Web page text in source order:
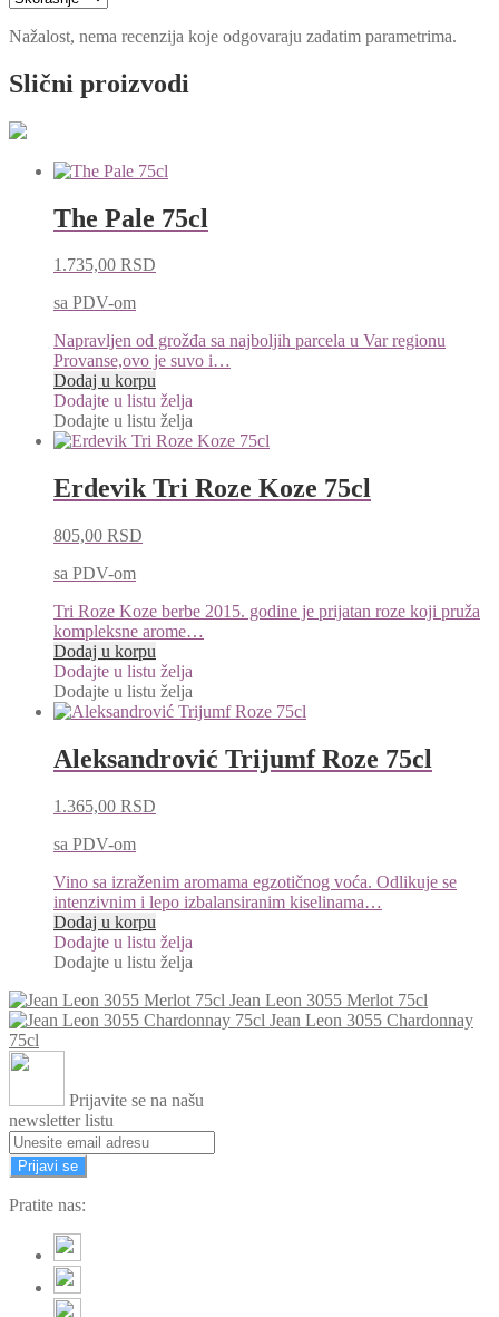
Nažalost, nema recenzija koje odgovaraju zadatim parametrima.
Slični proizvodi
The Pale 75cl
1.735,00 RSD
sa PDV-om
Napravljen od grožđa sa najboljih parcela u Var regionu
Provanse,ovo je suvo i…
Dodaj u korpu
Dodajte u listu želja
Dodajte u listu želja
Erdevik Tri Roze Koze 75cl
805,00 RSD
sa PDV-om
Tri Roze Koze berbe 2015. godine je prijatan roze koji pruža
kompleksne arome…
Dodaj u korpu
Dodajte u listu želja
Dodajte u listu želja
Aleksandrović Trijumf Roze 75cl
1.365,00 RSD
sa PDV-om
Vino sa izraženim aromama egzotičnog voća. Odlikuje se
intenzivnim i lepo izbalansiranim kiselinama…
Dodaj u korpu
Dodajte u listu želja
Dodajte u listu želja
Jean Leon 3055 Merlot 75cl
Jean Leon 3055 Chardonnay
75cl
Prijavite se na našu
newsletter listu
Prijavi se
Pratite nas: